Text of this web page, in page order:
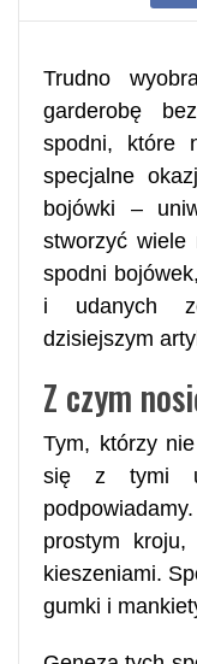
Trudno
garderobę
spodni, które
specjalne
bojówki –
stworzyć wiele
spodni
i udanych
dzisiejszym
Z czym
Tym, którzy
się z tymi
prostym
kieszeniami.
gumki i